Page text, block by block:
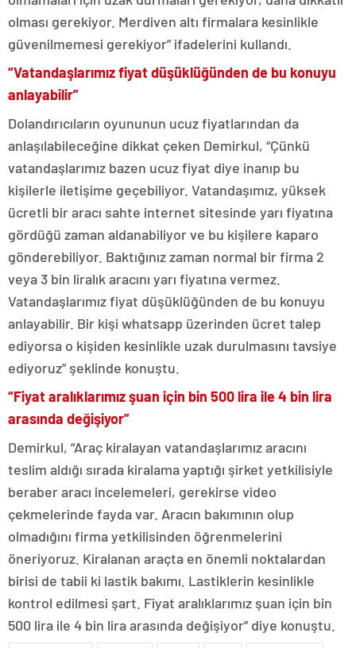
olması gerekiyor. Merdiven altı firmalara kesinlikle
güvenilmemesi gerekiyor” ifadelerini kullandı.
“Vatandaşlarımız fiyat düşüklüğünden de bu konuyu
anlayabilir”
Dolandırıcıların oyununun ucuz fiyatlarından da
anlaşılabileceğine dikkat çeken Demirkul, “Çünkü
vatandaşlarımız bazen ucuz fiyat diye inanıp bu
kişilerle iletişime geçebiliyor. Vatandaşımız, yüksek
ücretli bir aracı sahte internet sitesinde yarı fiyatına
gördüğü zaman aldanabiliyor ve bu kişilere kaparo
gönderebiliyor. Baktığınız zaman normal bir firma 2
veya 3 bin liralık aracını yarı fiyatına vermez.
Vatandaşlarımız fiyat düşüklüğünden de bu konuyu
anlayabilir. Bir kişi whatsapp üzerinden ücret talep
ediyorsa o kişiden kesinlikle uzak durulmasını tavsiye
ediyoruz” şeklinde konuştu.
“Fiyat aralıklarımız şuan için bin 500 lira ile 4 bin lira
arasında değişiyor”
Demirkul, “Araç kiralayan vatandaşlarımız aracını
teslim aldığı sırada kiralama yaptığı şirket yetkilisiyle
beraber aracı incelemeleri, gerekirse video
çekmelerinde fayda var. Aracın bakımının olup
olmadığını firma yetkilisinden öğrenmelerini
öneriyoruz. Kiralanan araçta en önemli noktalardan
birisi de tabii ki lastik bakımı. Lastiklerin kesinlikle
kontrol edilmesi şart. Fiyat aralıklarımız şuan için bin
500 lira ile 4 bin lira arasında değişiyor” diye konuştu.